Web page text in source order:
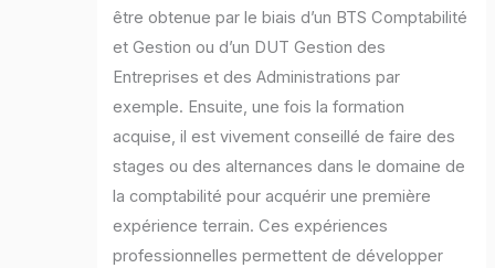
être obtenue par le biais d’un BTS Comptabilité
et Gestion ou d’un DUT Gestion des
Entreprises et des Administrations par
exemple. Ensuite, une fois la formation
acquise, il est vivement conseillé de faire des
stages ou des alternances dans le domaine de
la comptabilité pour acquérir une première
expérience terrain. Ces expériences
professionnelles permettent de développer